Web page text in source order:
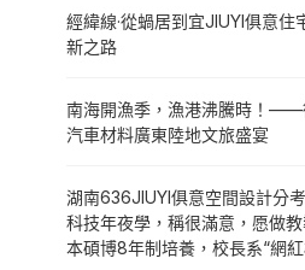
經緯線·從蝸居到宜JIUYI俱意
新之路
南海開漁季，漁港沸騰時！——
汽車材料廣東陸地文旅盛宴
湖南636JIUYI俱意空間設計分
科技年夜學，稱很滿意，愿做
本碩博8年制培養，校長系“網